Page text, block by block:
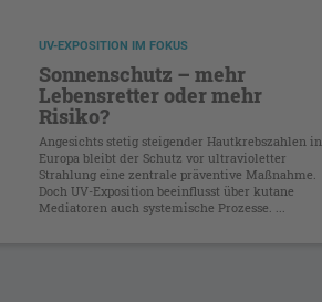
UV-EXPOSITION IM FOKUS
Sonnenschutz – mehr
Lebensretter oder mehr
Risiko?
Angesichts stetig steigender Hautkrebszahlen in
Europa bleibt der Schutz vor ultravioletter
Strahlung eine zentrale präventive Maßnahme.
Doch UV-Exposition beeinflusst über kutane
Mediatoren auch systemische Prozesse. ...